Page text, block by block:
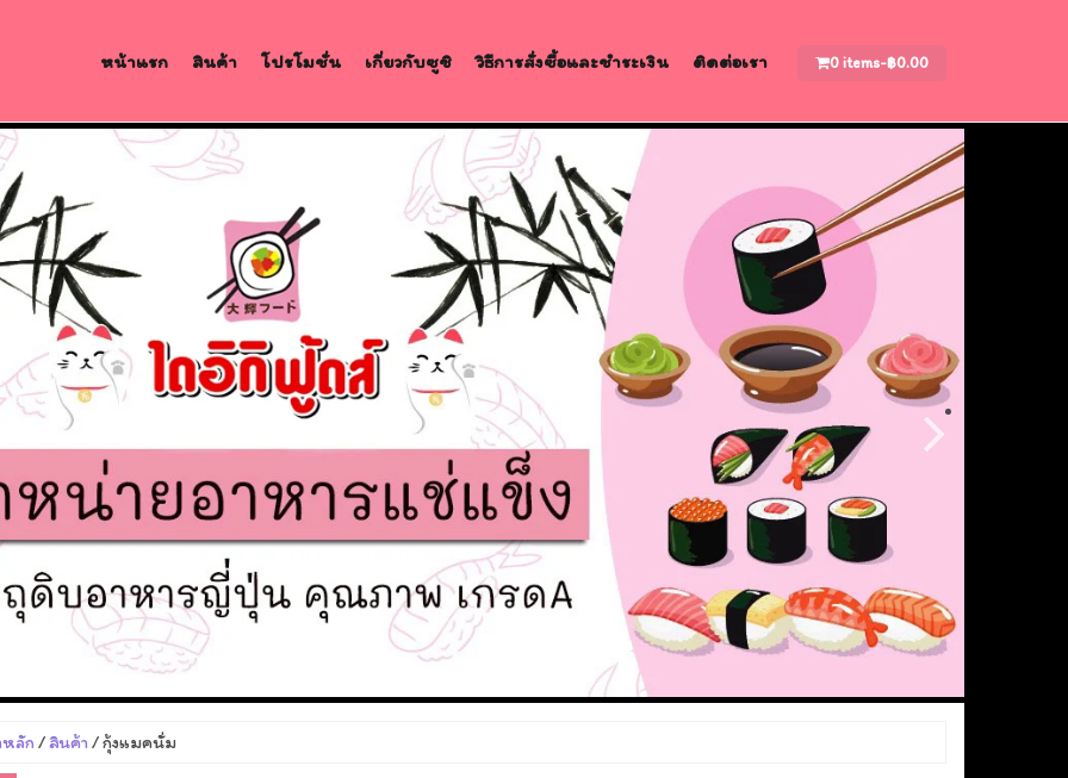
หน้าแรก สินค้า โปรโมชั่น เกี่ยวกับซูชิ วิธีการสั่งซื้อและชำระเงิน ติดต่อเรา 0 items-฿0.00
ลัก /สินค้า / กุ้งแมคนั่ม